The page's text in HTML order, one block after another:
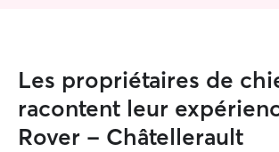
Les propriétaires de
racontent leur
Rover - Châtellerault